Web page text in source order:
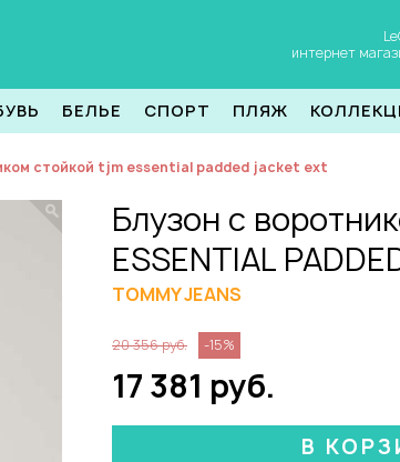
интернет
БЕЛЬЕ СПОРТ ПЛЯЖ
стойкой tjm essential padded jacket ext
Блузон с
ESSENTIAL
TOMMY JEANS
20 356 руб. -15%
17 381 руб.
В